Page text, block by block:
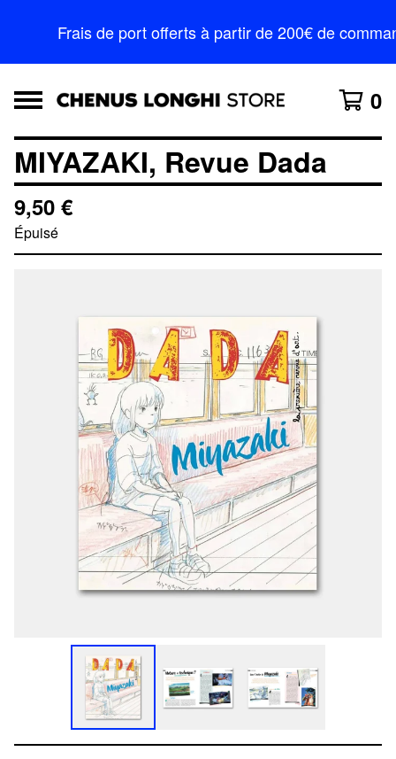
Frais de port offerts à partir de 200€ de
0
MIYAZAKI, Revue Dada
9,50 €
Épuisé